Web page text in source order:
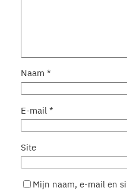
Naam *
E-mail *
Site
Mijn naam, e-mail en